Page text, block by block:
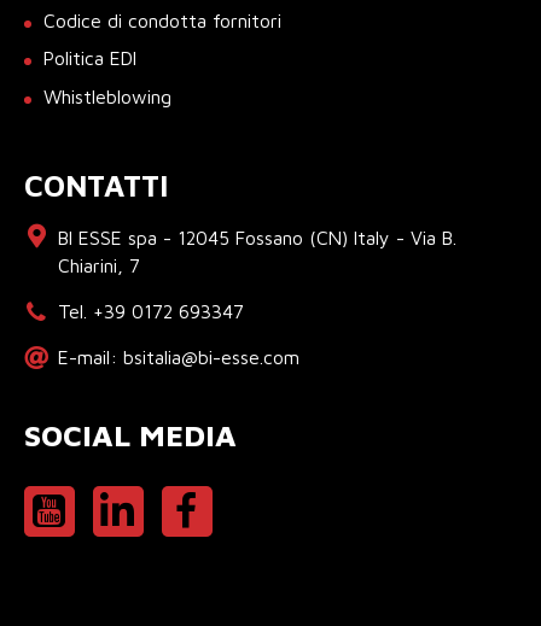
Codice di condotta fornitori
Politica EDI
Whistleblowing
CONTATTI
BI ESSE spa - 12045 Fossano (CN) Italy - Via B.
Chiarini, 7
Tel. +39 0172 693347
E-mail: bsitalia@bi-esse.com
SOCIAL MEDIA